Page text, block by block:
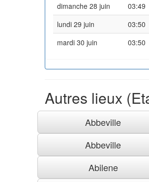
dimanche 28 juin
03:49
lundi 29 juin
03:50
mardi 30 juin
03:50
Autres lieux
Abbeville
Abbeville
Abilene